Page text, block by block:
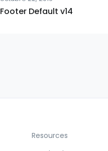
Footer Default v14
Resources